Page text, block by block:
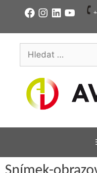
FacebookInstagramLinkedInYouTube